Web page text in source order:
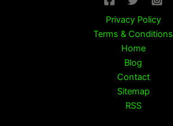
Privacy Policy
Terms & Conditions
Home
Blog
Contact
Sitemap
RSS